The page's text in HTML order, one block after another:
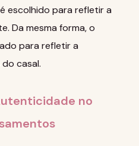
escolhido para refletir a
Da mesma forma, o
para refletir a
casal.
no